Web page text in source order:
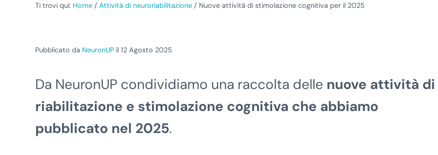
Ti trovi qui: Home / Attività di neuroriabilitazione / Nuove attività di stimolazione cognitiva per il 2025
Pubblicato da NeuronUP il 12 Agosto 2025
Da NeuronUP condividiamo una raccolta delle nuove attività di
riabilitazione e stimolazione cognitiva che abbiamo
pubblicato nel 2025.